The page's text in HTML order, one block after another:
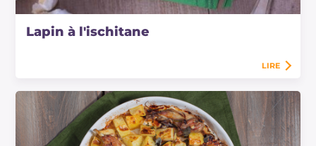
Lapin à l'ischitane
LIRE